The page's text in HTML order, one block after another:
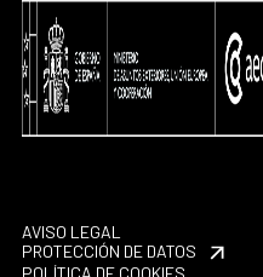
AVISO LEGAL
PROTECCIÓN DE DATOS
POLÍTICA DE COOKIES